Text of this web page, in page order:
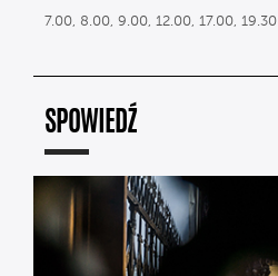
7.00, 8.00, 9.00, 12.00, 17.00, 19.30
SPOWIEDŹ